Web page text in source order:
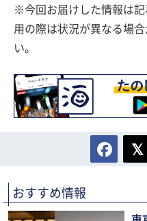
※今回お届けした情報は記
用の際は状況が異なる場
い。
おすすめ情報